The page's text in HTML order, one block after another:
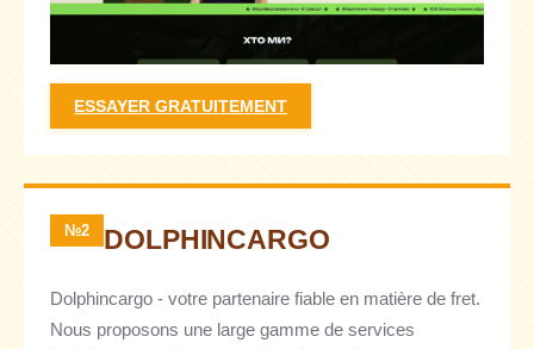
ESSAYER GRATUITEMENT
№2 DOLPHINCARGO
Dolphincargo - votre partenaire fiable en matière de fret.
Nous proposons une large gamme de services